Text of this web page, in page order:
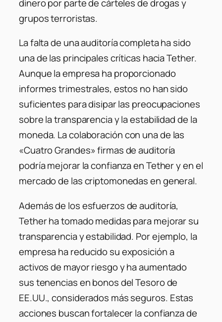
dinero por parte de cárteles de drogas y
grupos terroristas.
La falta de una auditoría completa ha sido
una de las principales críticas hacia Tether.
Aunque la empresa ha proporcionado
informes trimestrales, estos no han sido
suficientes para disipar las preocupaciones
sobre la transparencia y la estabilidad de la
moneda. La colaboración con una de las
«Cuatro Grandes» firmas de auditoría
podría mejorar la confianza en Tether y en el
mercado de las criptomonedas en general.
Además de los esfuerzos de auditoría,
Tether ha tomado medidas para mejorar su
transparencia y estabilidad. Por ejemplo, la
empresa ha reducido su exposición a
activos de mayor riesgo y ha aumentado
sus tenencias en bonos del Tesoro de
EE.UU., considerados más seguros. Estas
acciones buscan fortalecer la confianza de